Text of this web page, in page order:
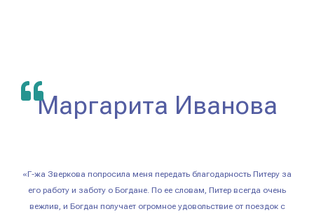
Маргарита Иванова
«Г-жа Зверкова попросила меня передать благодарность Питеру за
его работу и заботу о Богдане. По ее словам, Питер всегда очень
вежлив, и Богдан получает огромное удовольствие от поездок с